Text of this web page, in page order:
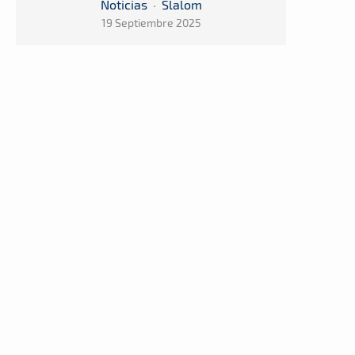
Noticias · Slalom
19 Septiembre 2025